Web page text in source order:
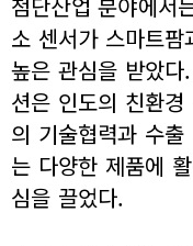
첨단산업 분야에서
소 센서가 스마트
높은 관심을 받았
션은 인도의 친환
의 기술협력과 수
는 다양한 제품에
심을 끌었다.